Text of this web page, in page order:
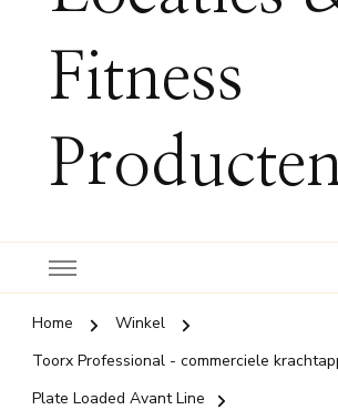
Fitness
Home
Winkel
Toorx Professional - commerciele
Plate Loaded Avant Line